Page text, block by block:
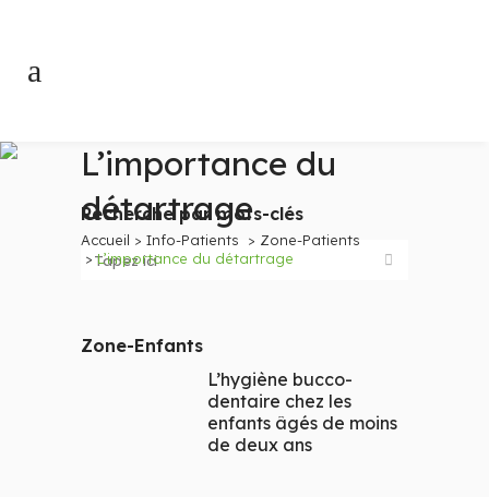
L’importance du
détartrage
Accueil > Info-Patients > Zone-Patients
>L’importance du détartrage
Recherche par mots-clés
Zone-Enfants
L’hygiène bucco-
dentaire chez les
enfants âgés de moins
de deux ans